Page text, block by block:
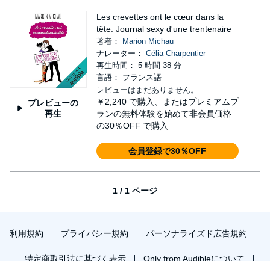
プレビューの
再生
Les crevettes ont le cœur dans la
tête. Journal sexy d'une trentenaire
著者：
Marion Michau
ナレーター： Célia Charpentier
再生時間： 5 時間 38 分
言語： フランス語
レビューはまだありません。
￥2,240 で購入、またはプレミアムプ
ランの無料体験を始めて非会員価格
の30％OFF で購入
会員登録で30％OFF
1 / 1 ページ
利用規約 プライバシー規約 パーソナライズド広告規約
特定商取引法に基づく表示 Only from Audibleについて